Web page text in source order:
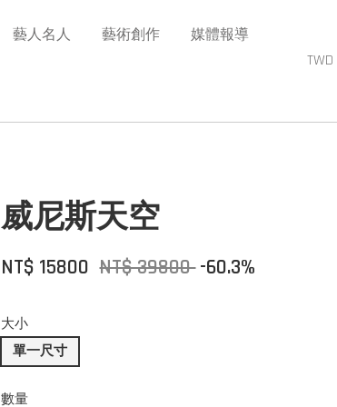
藝人名人 藝術創作 媒體報導
威尼斯天空
NT$ 15800 NT$ 39800-60.3%
大小
單一尺寸
數量